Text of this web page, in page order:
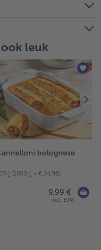
leuk
bolognese
g (1000 g = € 24,98)
9,99 €
incl. BTW